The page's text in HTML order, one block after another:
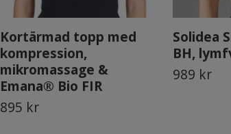
Kortärmad topp med
kompression,
mikromassage &
Emana® Bio FIR
895 kr
Solidea
BH,
989 kr